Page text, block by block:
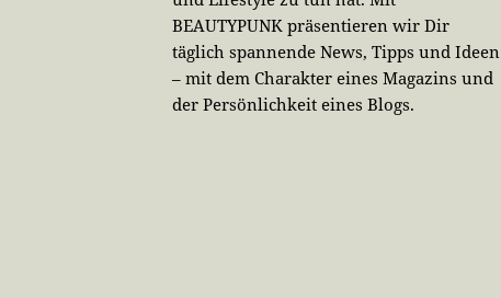
BEAUTYPUNK präsentieren wir Dir
täglich spannende News, Tipps und Ideen
– mit dem Charakter eines Magazins und
der Persönlichkeit eines Blogs.